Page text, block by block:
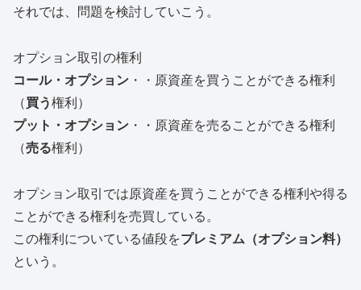
それでは、問題を検討していこう。
オプション取引の権利
コール・オプション ・・原資産を買うことができる権利
（買う権利）
プット・オプション ・・原資産を売ることができる権利
（売る権利）
オプション取引では原資産を買うことができる権利や得る
ことができる権利を売買している。
この権利についている値段をプレミアム（オプション料）
という。